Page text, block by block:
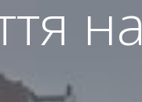
на